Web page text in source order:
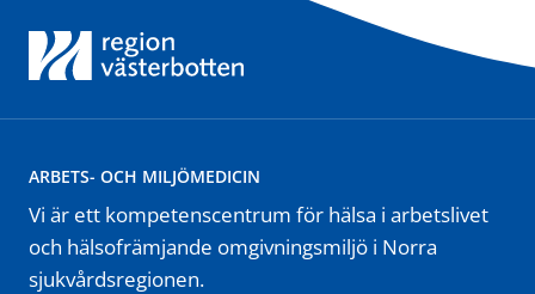
ARBETS- OCH MILJÖMEDICIN
Vi är ett kompetenscentrum för hälsa i arbetslivet
och hälsofrämjande omgivningsmiljö i Norra
sjukvårdsregionen.